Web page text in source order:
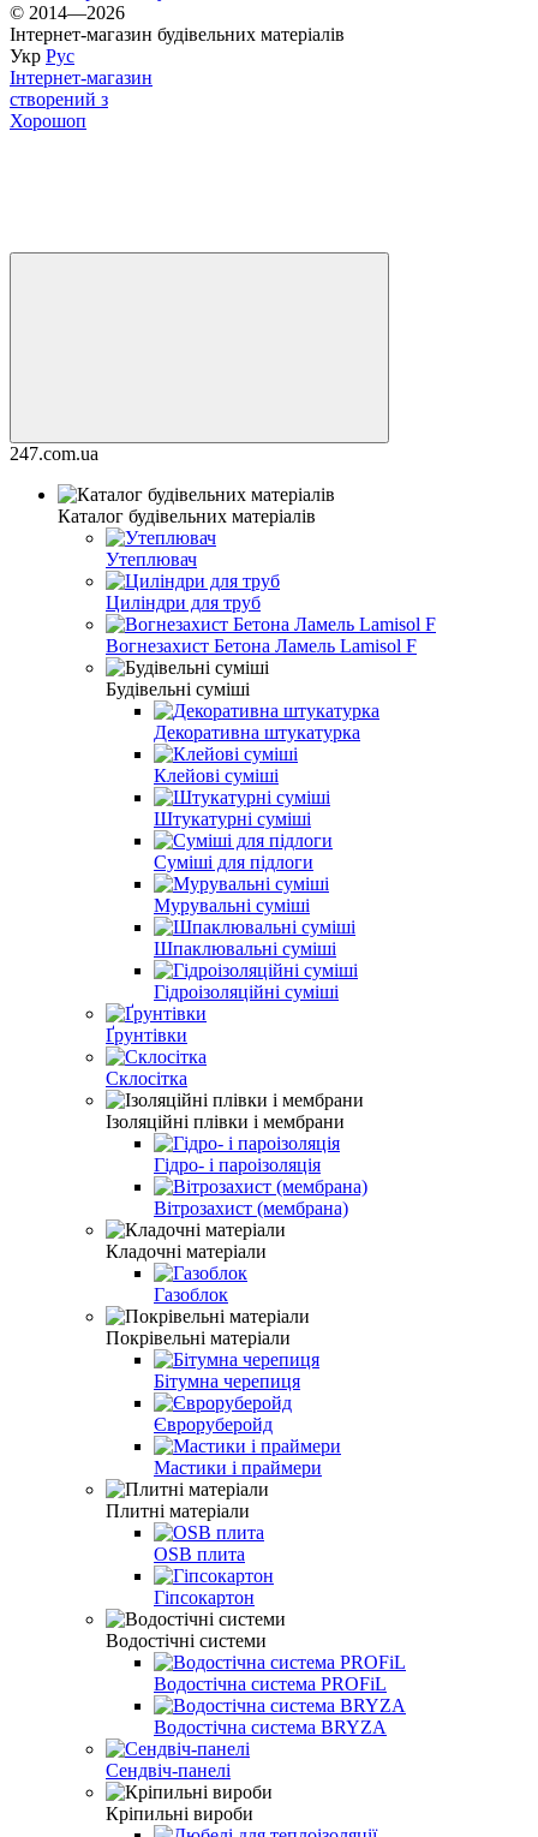
© 2014—2026
Інтернет-магазин будівельних матеріалів
Укр Рус
Інтернет-магазин
створений з
Хорошоп
247.com.ua
Каталог будівельних матеріалів
Утеплювач
Циліндри для труб
Вогнезахист Бетона Ламель Lamisol F
Будівельні суміші
Декоративна штукатурка
Клейові суміші
Штукатурні суміші
Суміші для підлоги
Мурувальні суміші
Шпаклювальні суміші
Гідроізоляційні суміші
Ґрунтівки
Склосітка
Ізоляційні плівки і мембрани
Гідро- і пароізоляція
Вітрозахист (мембрана)
Кладочні матеріали
Газоблок
Покрівельні матеріали
Бітумна черепиця
Євроруберойд
Мастики і праймери
Плитні матеріали
OSB плита
Гіпсокартон
Водостічні системи
Водостічна система PROFiL
Водостічна система BRYZA
Сендвіч-панелі
Кріпильні вироби